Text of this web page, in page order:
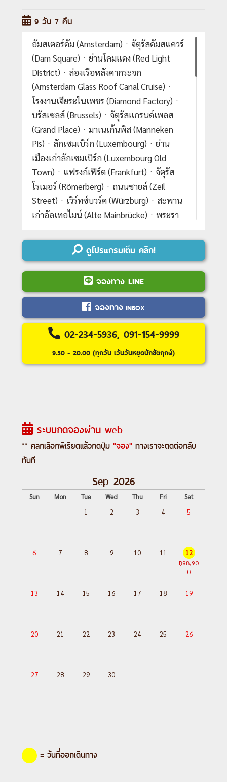
9 วัน 7 คืน
อัมสเตอร์ดัม (Amsterdam)ㆍจัตุรัสดัมสแควร์
(Dam Square)ㆍย่านโคมแดง (Red Light
District)ㆍล่องเรือหลังคากระจก
(Amsterdam Glass Roof Canal Cruise)ㆍ
โรงงานเจียระไนเพชร (Diamond Factory)ㆍ
บรัสเซลส์ (Brussels)ㆍจัตุรัสแกรนด์เพลส
(Grand Place)ㆍมาเนเก้นพิส (Manneken
Pis)ㆍลักเซมเบิร์ก (Luxembourg)ㆍย่าน
เมืองเก่าลักเซมเบิร์ก (Luxembourg Old
Town)ㆍแฟรงก์เฟิร์ต (Frankfurt)ㆍจัตุรัส
โรเมอร์ (Römerberg)ㆍถนนซายล์ (Zeil
Street)ㆍเวิร์ทซ์บวร์ค (Würzburg)ㆍสะพาน
เก่าอัลเทอไมน์ (Alte Mainbrücke)ㆍพระรา
Residence)ㆍโรเทนบวร์ก อ็อบ เดอร์ เทา
เบอร์ (Rothenburg ob der Tauber)ㆍเพลิน
ไลน์ (Plönlein)ㆍดิงเคิลส์บืล (Dinkelsbühl)ㆍ
เนิร์ดลิงเงิน (Nördlingen)ㆍเอาก์สบวร์ก
(Augsburg)ㆍมหาวิหารเอาก์สบวร์ก
(Augsburg Cathedral)ㆍโบสถ์วิสเคียร์เชอ
(Wieskirche)ㆍปราสาทนอยชวานสไตน์
(Neuschwanstein Castle)ㆍอินส์บรูค
(Innsbruck)ㆍหลังคาทองคำ (Golden Roof)
(Bolzano)ㆍยอดเขาแอลป์ดิซุสเซ่ (Alpe di
Siusi)ㆍทะเลสาบคาเรซซา (Lake Carezza)
ㆍเวโรนา (Verona)ㆍโรงละครโรมันกลาง
แจ้ง (Verona Arena)ㆍเบรสชา (Brescia)
Day 1 :สนามบินสุวรรณภูมิ-สนามบิน
อัมสเตอร์ดัม-จัตุรัสดัมสแควร์-ย่านโคมแดง
รนด์เพลส-มาเนเก้นพิส
Day 5 :
เอาคส์บวร์ค-มหาวิหารเอาค์สบวร์ก-
สาบเบรียส-ซานตามาดดาเลน่า-โบลซาโน่
ดูโปรแกรมเต็ม คลิก!
จองทาง LINE
จองทาง INBOX
02-234-5936, 091-154-9999
9.30 - 20.00 (ทุกวัน เว้นวันหยุดนักขัตฤกษ์)
ระบบกดจองผ่าน web
** คลิกเลือกพีเรียดแล้วกดปุ่ม "จอง" ทางเราจะติดต่อกลับ
ทันที
Sep 2026
Sun Mon Tue Wed Thu Fri
Sat
1
2 3 4 5
6 7 8 9 10 11
12
฿98,90
0
13 14 15 16 17 18 19
20 21 22 23 24 25 26
27 28 29 30
= วันที่ออกเดินทาง